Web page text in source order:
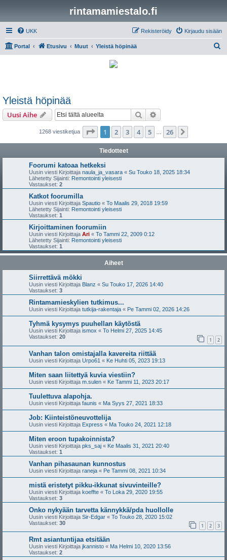
rintamamiestalo.fi
UKK Kirjaudu sisään
Rekisteröidy
Portal Etusivu Muut Yleistä höpinää
Yleistä höpinää
Uusi Aihe Etsi
1268 viestiketjua Sivu /26
1 2 3 4 5 26
Tiedotteet
Foorumi katoaa hetkeksi
Uusin viesti Kirjoittaja naula_ja_vasara « Su Touko 18, 2025 18:34
Lähetetty Sijainti: Remontointi yleisesti
Vastaukset: 2
Katkot foorumilla
Uusin viesti Kirjoittaja Spautio « To Maalis 29, 2018 19:59
Lähetetty Sijainti: Remontointi yleisesti
Vastaukset: 1
Kirjoittaminen foorumiin
Uusin viesti Kirjoittaja Ari « To Tammi 22, 2009 0:12
Lähetetty Sijainti: Remontointi yleisesti
Vastaukset: 1
Aiheet
Siirrettävä mökki
Uusin viesti Kirjoittaja Blanz « Su Touko 17, 2026 14:40
Vastaukset: 3
Rintamamieskylien tutkimus...
Uusin viesti Kirjoittaja tutkija-rakentaja « Pe Tammi 02, 2026 14:26
Tyhmä kysymys puuhellan käytöstä
Uusin viesti Kirjoittaja ismox « To Helmi 27, 2025 14:45
Vastaukset: 20 1 2
Vanhan talon omistajalla kavereita riittää
Uusin viesti Kirjoittaja Urpo61 « Ke Huhti 05, 2023 19:13
Miten saan liitettyä kuvia viestiin?
Uusin viesti Kirjoittaja m.sulen « Ke Tammi 11, 2023 20:17
Tuulettuva alapohja.
Uusin viesti Kirjoittaja faunis « Ma Syys 27, 2021 18:33
Job: Kiinteistöneuvottelija
Uusin viesti Kirjoittaja Express « Ma Touko 24, 2021 12:18
Miten eroon tupakoinnista?
Uusin viesti Kirjoittaja pks_saj « Ke Maalis 31, 2021 20:40
Vastaukset: 1
Vanhan pihasaunan kunnostus
Uusin viesti Kirjoittaja raneja « Pe Tammi 08, 2021 10:34
mistä eristetyt pikku-ikkunat sivuvinteille?
Uusin viesti Kirjoittaja koeffte « To Loka 29, 2020 19:55
Vastaukset: 3
Onko nykyään tarvetta kännykkä/pda huollolle
Uusin viesti Kirjoittaja Sir-Edgar « To Touko 28, 2020 15:02
Vastaukset: 30 1 2 3
Rmt asiantuntijaa etsitään
Uusin viesti Kirjoittaja jkannisto « Ma Helmi 10, 2020 13:56
Vastaukset: 2